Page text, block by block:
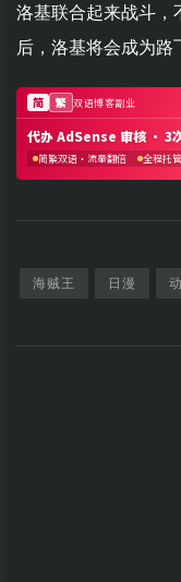
洛基联合起来战斗，
后，洛基将会成为路
海贼王 日漫